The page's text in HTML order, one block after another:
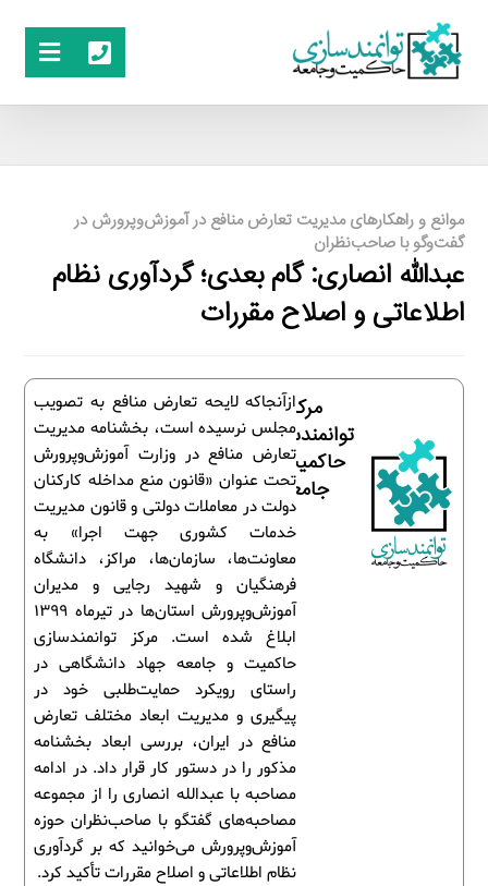
موانع و راهکارهای مدیریت تعارض منافع در آموزش‌وپرورش در
گفت‌وگو با صاحب‌نظران
عبدالله انصاری: گام بعدی؛ گردآوری نظام
اطلاعاتی و اصلاح مقررات
ازآنجاکه لایحه تعارض منافع به تصویب
مجلس نرسیده است، بخشنامه مدیریت
تعارض منافع در وزارت آموزش‌وپرورش
تحت عنوان «قانون منع مداخله کارکنان
دولت در معاملات دولتی و قانون مدیریت
خدمات کشوری جهت اجرا» به
معاونت‌ها، سازمان‌ها، مراکز، دانشگاه
فرهنگیان و شهید رجایی و مدیران
آموزش‌وپرورش استان‌ها در تیرماه 1399
ابلاغ شده است. مرکز توانمندسازی
حاکمیت و جامعه جهاد دانشگاهی در
راستای رویکرد حمایت‌طلبی خود در
پیگیری و مدیریت ابعاد مختلف تعارض
منافع در ایران، بررسی ابعاد بخشنامه
مذکور را در دستور کار قرار داد. در ادامه
مصاحبه با عبدالله انصاری را از مجموعه
مصاحبه‌های گفتگو با صاحب‌نظران حوزه
آموزش‌وپرورش می‌خوانید که بر گردآوری
نظام اطلاعاتی و اصلاح مقررات تأکید کرد.
مرکز
توانمندسازی
حاکمیت و
جامعه